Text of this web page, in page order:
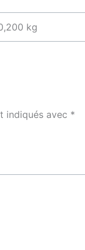
kg
indiqués avec *